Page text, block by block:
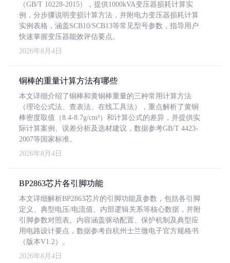
（GB/T 10228-2015），提供1000kVA变压器损耗计算实
例，分步骤说明变损计算方法，并附电力变压器损耗计算
实例表格，涵盖SCB10/SCB13等常见型号参数，指导用户
快速掌握变压器能效评估要点。
2026年8月4日
铜棒的重量计算方法有哪些
本文详细介绍了铜棒和黄铜棒重量的三种常用计算方法
（理论公式法、查表法、在线工具法），重点解析了黄铜
棒密度取值（8.4-8.7g/cm³）和计算公式的差异，并提供实
际计算案例、误差分析及选材建议，数据参考GB/T 4423-
2007等国家标准。
2026年8月4日
BP2863芯片各引脚功能
本文详细解析BP2863芯片的引脚功能及参数，包括各引脚
定义、典型电压/电流值、内部逻辑关系等核心数据，并附
引脚参数对照表。内容涵盖驱动配置、保护机制及典型应
用电路设计要点，数据参考自杭州士兰微电子官方规格书
（版本V1.2）。
2026年8月4日